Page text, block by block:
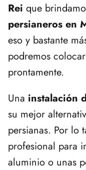
Rei que
persianeros en
eso y bastante
podremos
prontamente.
Una instalación
su mejor
persianas. Por lo
profesional para
aluminio o unas